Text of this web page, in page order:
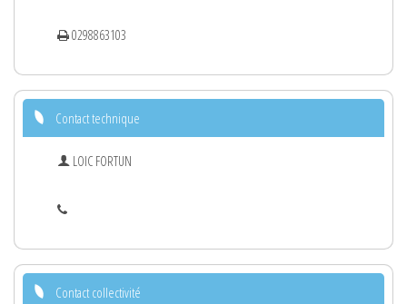
0298863103
Contact technique
LOIC FORTUN
Contact collectivité